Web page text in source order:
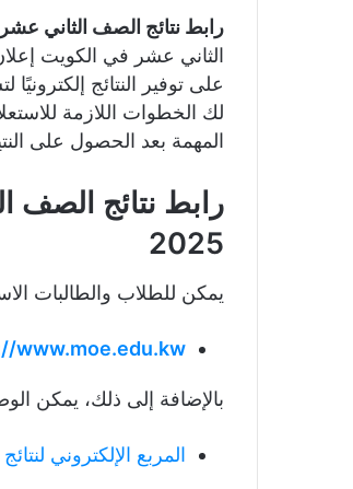
رابط نتائج الصف الثاني عشر
على توفير النتائج
لك الخطوات اللازمة
المهمة بعد الحصول على
رابط نتائج الصف
2025
يمكن للطلاب والطالبات
www.moe.edu.kw
بالإضافة إلى ذلك، يمكن
المربع الإلكتروني